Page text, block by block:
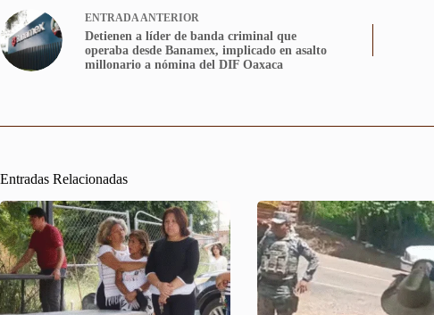
ENTRADA ANTERIOR
Detienen a líder de banda criminal que
operaba desde Banamex, implicado en asalto
millonario a nómina del DIF Oaxaca
Entradas Relacionadas